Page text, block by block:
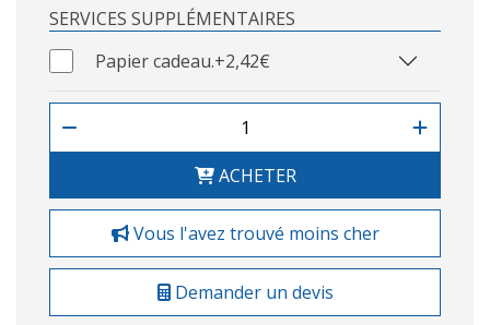
SERVICES SUPPLÉMENTAIRES
Papier cadeau.+2,42€
ACHETER
Vous l'avez trouvé moins cher
Demander un devis